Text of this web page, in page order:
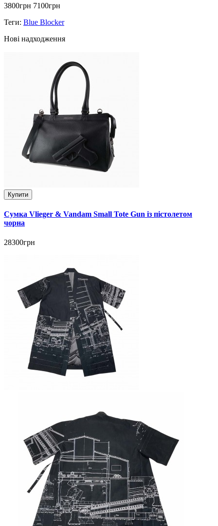
3800грн 7100грн
Теги: Blue Blocker
Нові надходження
Купити
Сумка Vlieger & Vandam Small Tote Gun із пістолетом
чорна
28300грн